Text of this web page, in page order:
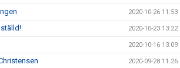
2020-10-26 11:53
2020-10-23 13:22
2020-10-16 13:09
2020-09-28 11:26